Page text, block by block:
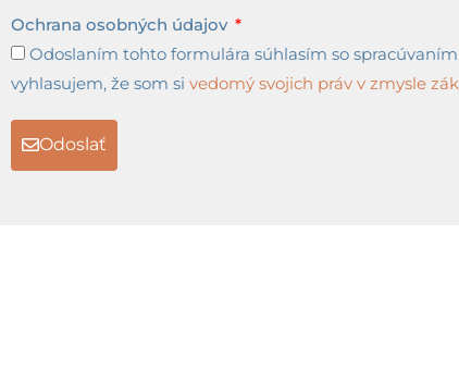
Ochrana osobných údajov
Odoslaním tohto formulára súhlasím so
vyhlasujem, že som si vedomý svojich práv v zmysle
Odoslať